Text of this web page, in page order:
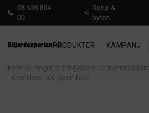
08 508 804
00
Retur &
byten
PRODUKTER KAMPANJ
Hem / Pingis / Pingisbord / Inomhusbord
Cornilleau 300 Sport Blue